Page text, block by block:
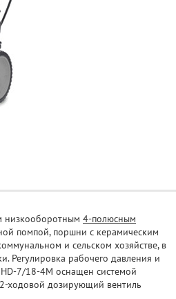
низкооборотным 4-полюсным
помпой, поршни с керамическим
и сельском хозяйстве, в
Регулировка рабочего давления и
7/18-4M оснащен системой
ходовой дозирующий вентиль